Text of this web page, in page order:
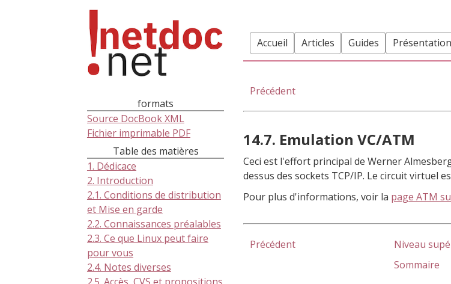
formats
Source DocBook XML
Fichier imprimable PDF
Table des matières
1. Dédicace
2. Introduction
2.1. Conditions de distribution
et Mise en garde
2.2. Connaissances préalables
2.3. Ce que Linux peut faire
pour vous
2.4. Notes diverses
Accueil Articles Guides
Précédent
14.7. Emulation VC/ATM
Ceci est l'effort principal de Werner
dessus des sockets TCP/IP. Le circuit virtuel
Pour plus d'informations, voir la page ATM
Précédent Niveau
Sommaire